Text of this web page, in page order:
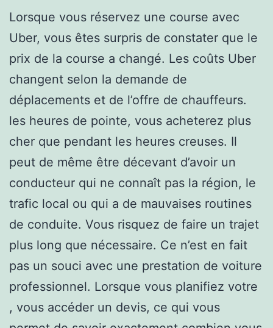
Lorsque vous réservez une course avec
Uber, vous êtes surpris de constater que le
prix de la course a changé. Les coûts Uber
changent selon la demande de
déplacements et de l’offre de chauffeurs.
les heures de pointe, vous acheterez plus
cher que pendant les heures creuses. Il
peut de même être décevant d’avoir un
conducteur qui ne connaît pas la région, le
trafic local ou qui a de mauvaises routines
de conduite. Vous risquez de faire un trajet
plus long que nécessaire. Ce n’est en fait
pas un souci avec une prestation de voiture
professionnel. Lorsque vous planifiez votre
, vous accéder un devis, ce qui vous